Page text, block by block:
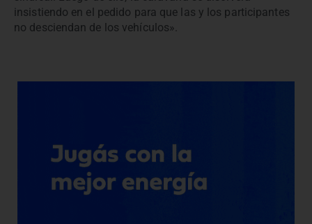
insistiendo en el pedido para que las y los participantes
no desciendan de los vehículos».